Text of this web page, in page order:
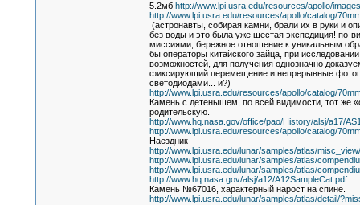
5.2мб http://www.lpi.usra.edu/resources/apollo/
http://www.lpi.usra.edu/resources/apollo/catalog/
(астронавты, собирая камни, брали их в руки и
без воды и это была уже шестая экспедиция! по-
миссиями, бережное отношение к уникальным
бы операторы китайского зайца, при
возможностей, для получения однозначно
фиксирующий перемещение и непрерывные
светодиодами... и?)
http://www.lpi.usra.edu/resources/apollo/catalog/
Камень с детенышем, по всей видимости, тот же
родительскую.
http://www.hq.nasa.gov/office/pao/History/alsj/a17/
http://www.lpi.usra.edu/resources/apollo/catalog/
Наездник
http://www.lpi.usra.edu/lunar/samples/atlas/
http://www.lpi.usra.edu/lunar/samples/atlas/
http://www.lpi.usra.edu/lunar/samples/atlas/
http://www.hq.nasa.gov/alsj/a12/A12SampleCat.pdf
Камень №67016, характерный нарост на спине.
http://www.lpi.usra.edu/lunar/samples/atlas/detail/